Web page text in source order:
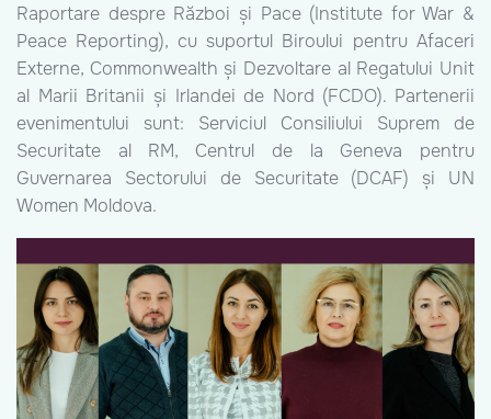
Raportare despre Război și Pace (Institute for War &
Peace Reporting), cu suportul Biroului pentru Afaceri
Externe, Commonwealth și Dezvoltare al Regatului Unit
al Marii Britanii și Irlandei de Nord (FCDO). Partenerii
evenimentului sunt: Serviciul Consiliului Suprem de
Securitate al RM, Centrul de la Geneva pentru
Guvernarea Sectorului de Securitate (DCAF) și UN
Women Moldova.